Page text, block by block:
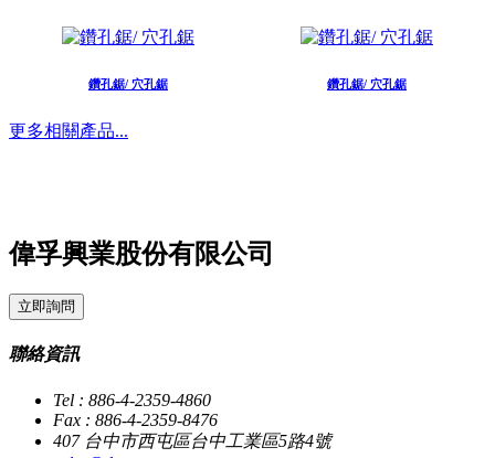
鑽孔鋸/ 穴孔鋸 鑽孔鋸/ 穴孔鋸
更多相關產品...
偉孚興業股份有限公司
立即詢問
聯絡資訊
Tel : 886-4-2359-4860
Fax : 886-4-2359-8476
407 台中市西屯區台中工業區5路4號